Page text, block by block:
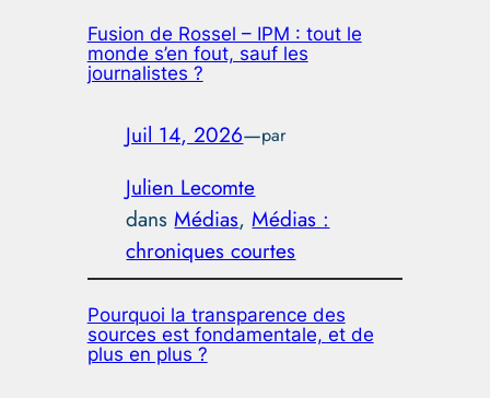
Fusion de Rossel – IPM : tout le
monde s’en fout, sauf les
journalistes ?
Juil 14, 2026—par
Julien Lecomte
dansMédias, Médias :
chroniques courtes
Pourquoi la transparence des
sources est fondamentale, et de
plus en plus ?